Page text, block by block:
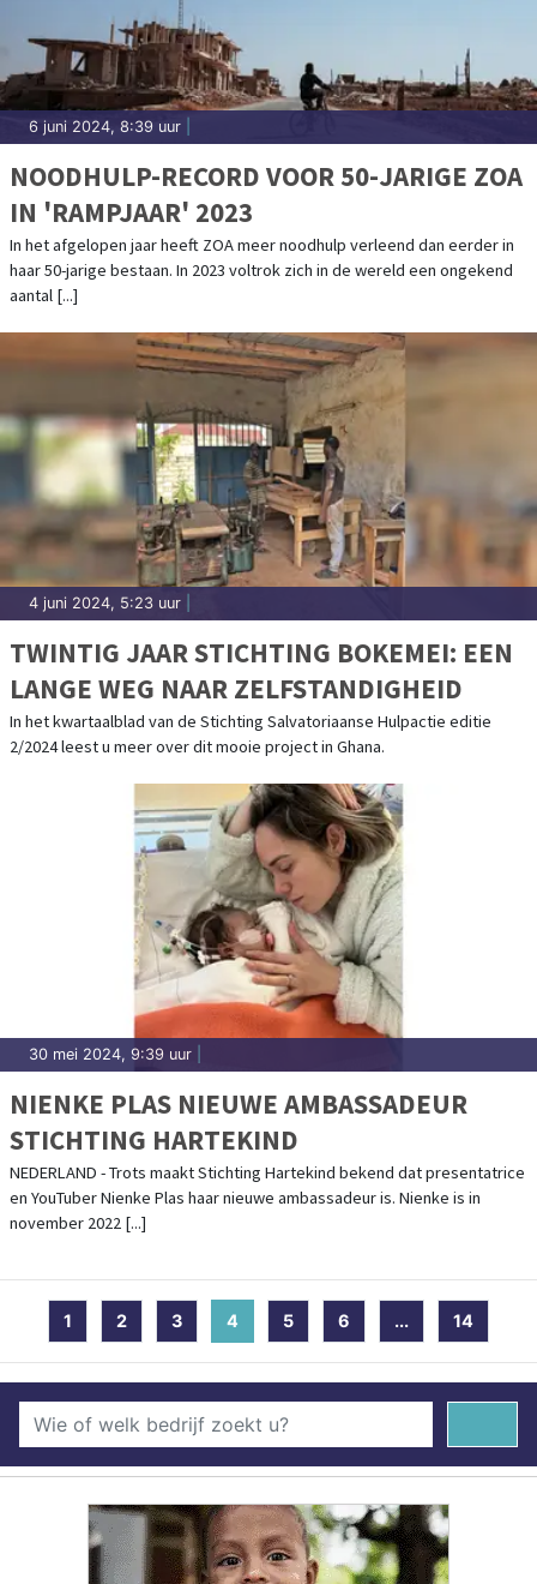
6 juni 2024, 8:39 uur
NOODHULP-RECORD VOOR 50-JARIGE ZOA
IN 'RAMPJAAR' 2023
In het afgelopen jaar heeft ZOA meer noodhulp verleend dan eerder in
haar 50-jarige bestaan. In 2023 voltrok zich in de wereld een ongekend
aantal [...]
4 juni 2024, 5:23 uur
TWINTIG JAAR STICHTING BOKEMEI: EEN
LANGE WEG NAAR ZELFSTANDIGHEID
In het kwartaalblad van de Stichting Salvatoriaanse Hulpactie editie
2/2024 leest u meer over dit mooie project in Ghana.
30 mei 2024, 9:39 uur
NIENKE PLAS NIEUWE AMBASSADEUR
STICHTING HARTEKIND
NEDERLAND - Trots maakt Stichting Hartekind bekend dat presentatrice
en YouTuber Nienke Plas haar nieuwe ambassadeur is. Nienke is in
november 2022 [...]
1 2 3 4 (current)
5 6 ... 14